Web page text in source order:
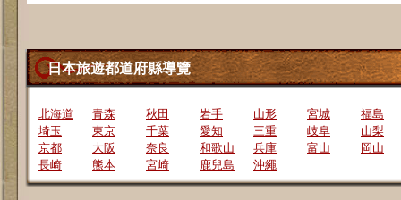
日本旅遊都道府縣導覽
北海道 青森 秋田 岩手 山形 宮城
福島
埼玉
東京 千葉 愛知 三重 岐阜
山梨
京都
大阪 奈良 和歌山 兵庫 富山
岡山
長崎
熊本 宮崎 鹿兒島 沖繩